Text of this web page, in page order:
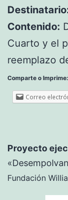
Contenido:
Cuarto y el
reemplazo
Comparte o Imprime:
Correo
Proyecto
Fundación